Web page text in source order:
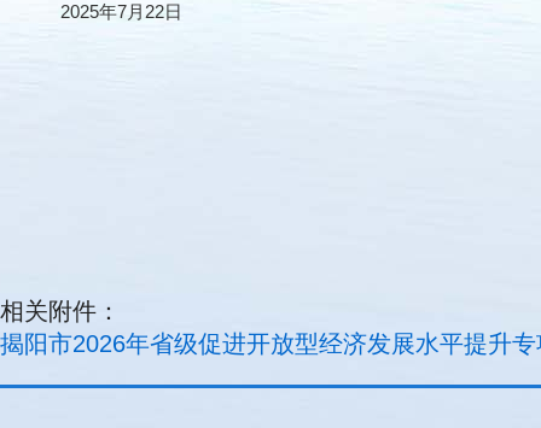
2025年7月22日
相关附件：
揭阳市2026年省级促进开放型经济发展水平提升